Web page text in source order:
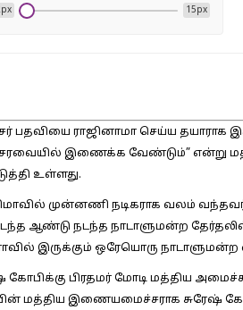
15px
பதவியை ராஜினாமா செய்ய தயாராக
இணைக்க வேண்டும்” என்று
உள்ளது.
முன்னணி நடிகராக வலம் வந்தவர்
ஆண்டு நடந்த நாடாளுமன்ற தேர்தலில்
இருக்கும் ஒரேயொரு நாடாளுமன்ற
பிரதமர் மோடி மத்திய
மத்திய இணையமைச்சராக சுரேஷ்